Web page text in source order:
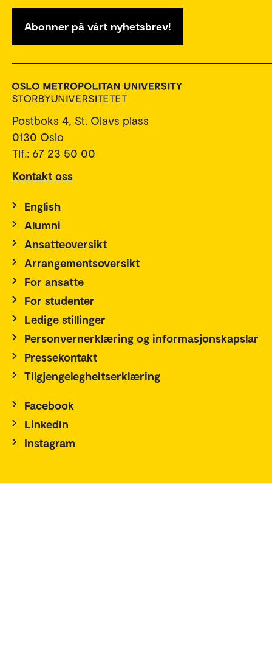
Abonner på vårt nyhetsbrev!
Postboks 4, St. Olavs plass
0130 Oslo
Tlf.: 67 23 50 00
Kontakt oss
English
Alumni
Ansatteoversikt
Arrangementsoversikt
For ansatte
For studenter
Ledige stillinger
Personvernerklæring og informasjonskapslar
Pressekontakt
Tilgjengelegheitserklæring
Facebook
LinkedIn
Instagram